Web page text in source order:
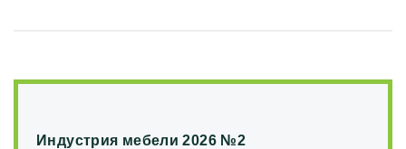
Индустрия мебели 2026 №2